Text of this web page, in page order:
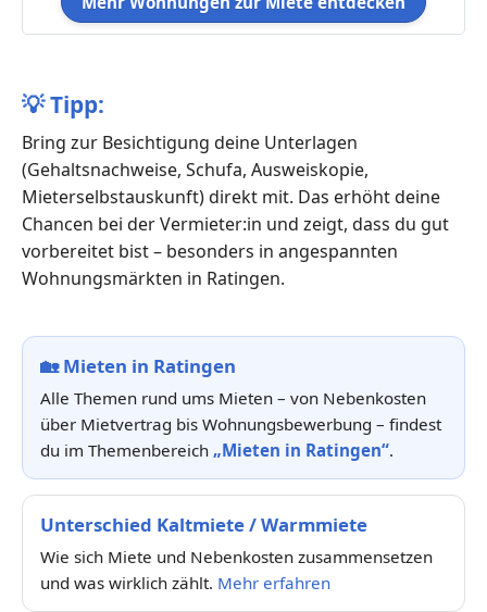
💡Tipp:
Bring zur Besichtigung deine Unterlagen
(Gehaltsnachweise, Schufa, Ausweiskopie,
Mieterselbstauskunft) direkt mit. Das erhöht deine
Chancen bei der Vermieter:in und zeigt, dass du gut
vorbereitet bist – besonders in angespannten
Wohnungsmärkten in Ratingen.
🏡Mieten in Ratingen
Alle Themen rund ums Mieten – von Nebenkosten
über Mietvertrag bis Wohnungsbewerbung – findest
du im Themenbereich „Mieten in Ratingen“.
Unterschied Kaltmiete / Warmmiete
Wie sich Miete und Nebenkosten zusammensetzen
und was wirklich zählt. Mehr erfahren